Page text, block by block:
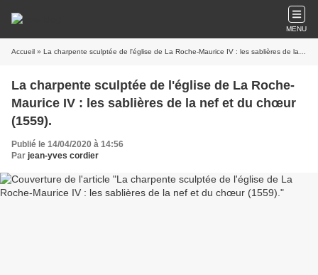
MENU
Accueil » La charpente sculptée de l'église de La Roche-Maurice IV : les sablières de la nef et du chœur (1559).
La charpente sculptée de l'église de La Roche-
Maurice IV : les sablières de la nef et du chœur
(1559).
Publié le 14/04/2020 à 14:56
Par jean-yves cordier